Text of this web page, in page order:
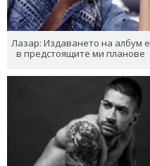
Лазар: Издаването на албум е
в предстоящите ми планове